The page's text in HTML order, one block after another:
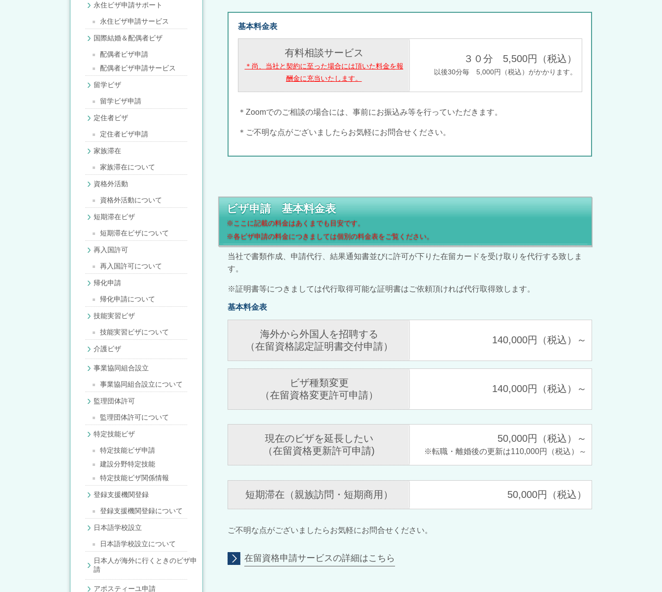
基本料金表
有料相談サービス
＊尚、当社と契約に至った場合には頂いた料金を報
酬金に充当いたします。
３０分 5,500円（税込）
以後30分毎 5,000円（税込）がかかります。
＊Zoomでのご相談の場合には、事前にお振込み等を行っていただきます。
＊ご不明な点がございましたらお気軽にお問合せください。
ビザ申請 基本料金表
※ここに記載の料金はあくまでも目安です。
※各ビザ申請の料金につきましては個別の料金表をご覧ください。
当社で書類作成、申請代行、結果通知書並びに許可が下りた在留カードを受け取りを代行する致しま
す。
※証明書等につきましては代行取得可能な証明書はご依頼頂ければ代行取得致します。
基本料金表
海外から外国人を招聘する
（在留資格認定証明書交付申請）
140,000円（税込）～
ビザ種類変更
（在留資格変更許可申請）
140,000円（税込）～
現在のビザを延長したい
（在留資格更新許可申請)
50,000円（税込）～
※転職・離婚後の更新は110,000円（税込）～
短期滞在（親族訪問・短期商用） 50,000円（税込）
ご不明な点がございましたらお気軽にお問合せください。
在留資格申請サービスの詳細はこちら
永住ビザ申請サポート
永住ビザ申請サービス
国際結婚＆配偶者ビザ
配偶者ビザ申請
配偶者ビザ申請サービス
留学ビザ
留学ビザ申請
定住者ビザ
定住者ビザ申請
家族滞在
家族滞在について
資格外活動
資格外活動について
短期滞在ビザ
短期滞在ビザについて
再入国許可
再入国許可について
帰化申請
帰化申請について
技能実習ビザ
技能実習ビザについて
介護ビザ
事業協同組合設立
事業協同組合設立について
監理団体許可
監理団体許可について
特定技能ビザ
特定技能ビザ申請
建設分野特定技能
特定技能ビザ関係情報
登録支援機関登録
登録支援機関登録について
日本語学校設立
日本語学校設立について
日本人が海外に行くときのビザ申
請
アポスティーユ申請